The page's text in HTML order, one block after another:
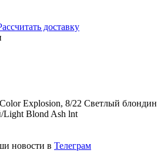
доставку
Explosion, 8/22 Светлый блондин
Light Blond Ash lnt
новости в Телеграм